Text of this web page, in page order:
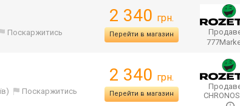
Поскаржитись
2 340 грн.
Перейти в магазин
Поскаржитись
2 340 грн.
Перейти в магазин